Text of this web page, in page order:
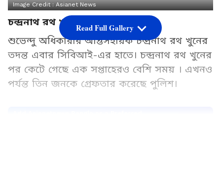
Image Credit :Asianet News
চন্দ্রনাথ রথ খুনে নয়া মোড়
শুভেন্দু অধিকারীর আপ্তসহায়ক চন্দ্রনাথ রথ খুনের
তদন্ত এবার সিবিআই-এর হাতে। চন্দ্রনাথ রথ খুনের
পর কেটে গেছে এক সপ্তাহেরও বেশি সময় । এখনও
পর্যন্ত তিন জনকে গ্রেফতার করেছে পুলিশ।
Read Full Gallery